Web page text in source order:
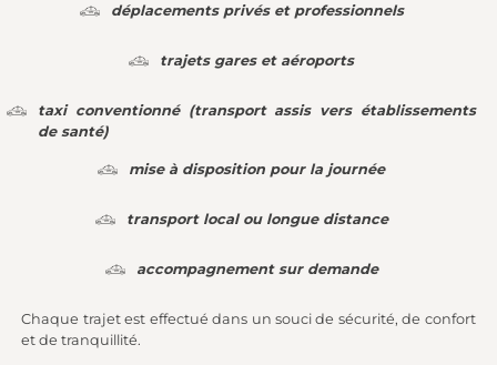
déplacements privés et professionnels
trajets gares et aéroports
taxi conventionné (transport assis vers établissements
de santé)
mise à disposition pour la journée
transport local ou longue distance
accompagnement sur demande
Chaque trajet est effectué dans un souci de sécurité, de confort
et de tranquillité.